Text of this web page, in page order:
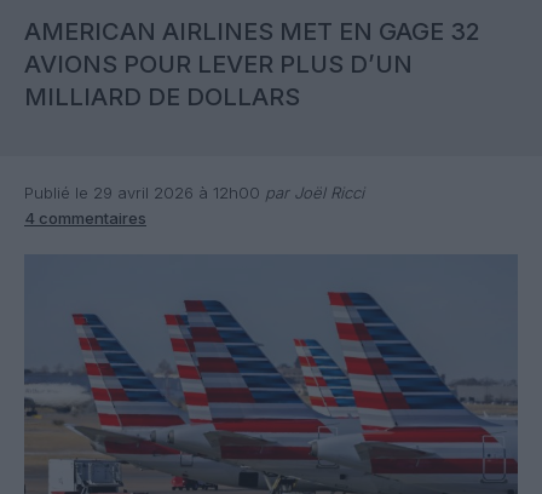
AMERICAN AIRLINES MET EN GAGE 32
AVIONS POUR LEVER PLUS D’UN
MILLIARD DE DOLLARS
Publié le 29 avril 2026 à 12h00 par Joël Ricci
4 commentaires